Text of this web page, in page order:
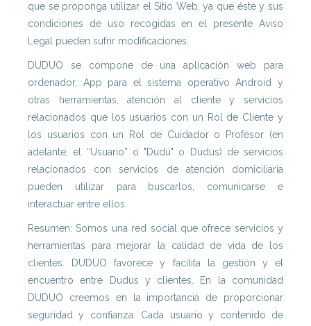
que se proponga utilizar el Sitio Web, ya que éste y sus
condiciones de uso recogidas en el presente Aviso
Legal pueden sufrir modificaciones.
DUDUO se compone de una aplicación web para
ordenador, App para el sistema operativo Android y
otras herramientas, atención al cliente y servicios
relacionados que los usuarios con un Rol de Cliente y
los usuarios con un Rol de Cuidador o Profesor (en
adelante, el “Usuario” o "Dudú" o Dudus) de servicios
relacionados con servicios de atención domiciliaria
pueden utilizar para buscarlos, comunicarse e
interactuar entre ellos.
Resumen: Somos una red social que ofrece servicios y
herramientas para mejorar la calidad de vida de los
clientes. DUDUO favorece y facilita la gestión y el
encuentro entre Dudus y clientes. En la comunidad
DUDUO creemos en la importancia de proporcionar
seguridad y confianza. Cada usuario y contenido de